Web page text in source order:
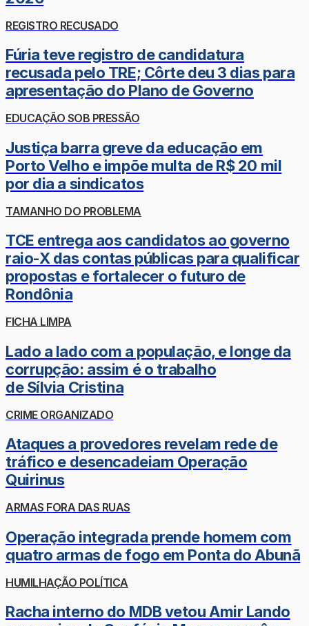
REGISTRO RECUSADO
Fúria teve registro de candidatura
recusada pelo TRE; Côrte deu 3 dias para
apresentação do Plano de Governo
EDUCAÇÃO SOB PRESSÃO
Justiça barra greve da educação em
Porto Velho e impõe multa de R$ 20 mil
por dia a sindicatos
TAMANHO DO PROBLEMA
TCE entrega aos candidatos ao governo
raio-X das contas públicas para qualificar
propostas e fortalecer o futuro de
Rondônia
FICHA LIMPA
Lado a lado com a população, e longe da
corrupção: assim é o trabalho
de Sílvia Cristina
CRIME ORGANIZADO
Ataques a provedores revelam rede de
tráfico e desencadeiam Operação
Quirinus
ARMAS FORA DAS RUAS
Operação integrada prende homem com
quatro armas de fogo em Ponta do Abunã
HUMILHAÇÃO POLÍTICA
Racha interno do MDB vetou Amir Lando